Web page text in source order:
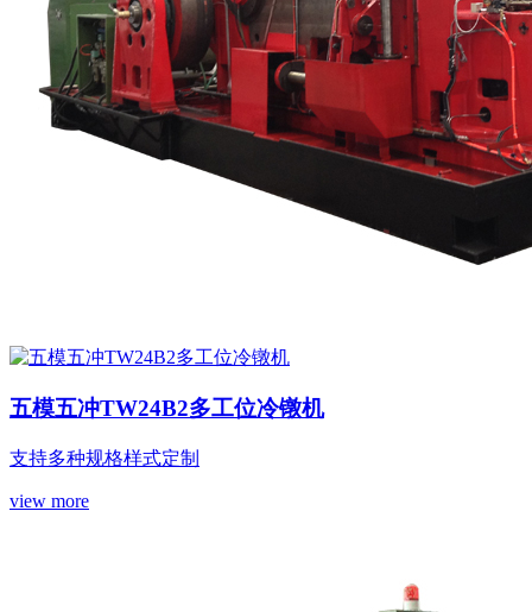
五模五冲TW24B2多工位冷镦机
支持多种规格样式定制
view more